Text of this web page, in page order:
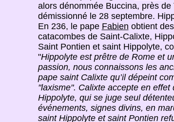
alors dénommée Buccina, près
démissionné le 28 septembre.
En 236, le pape Fabien obtient
catacombes de Saint-Calixte,
Saint Pontien et saint Hippolyte,
"Hippolyte est prêtre de Rome et
passion, nous connaissons les
pape saint Calixte qu’il dépeint
"laxisme". Calixte accepte en
Hippolyte, qui se juge seul
événements, signes divins, en
saint Hippolyte et saint Pontien